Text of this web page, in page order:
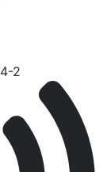
2